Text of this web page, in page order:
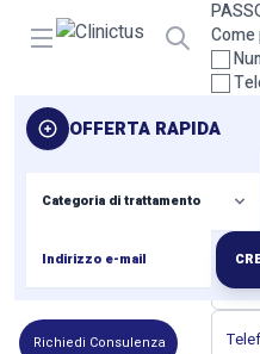
Open menu
Indietro
I
OFFERTA RAPIDA
Richiedi Consulenza